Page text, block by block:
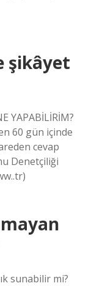
şikâyet
YAPABİLİRİM?
60 gün içinde
cevap
Denetçiliği
sunabilir mi?